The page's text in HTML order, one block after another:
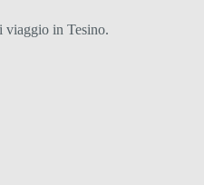
viaggio in Tesino.